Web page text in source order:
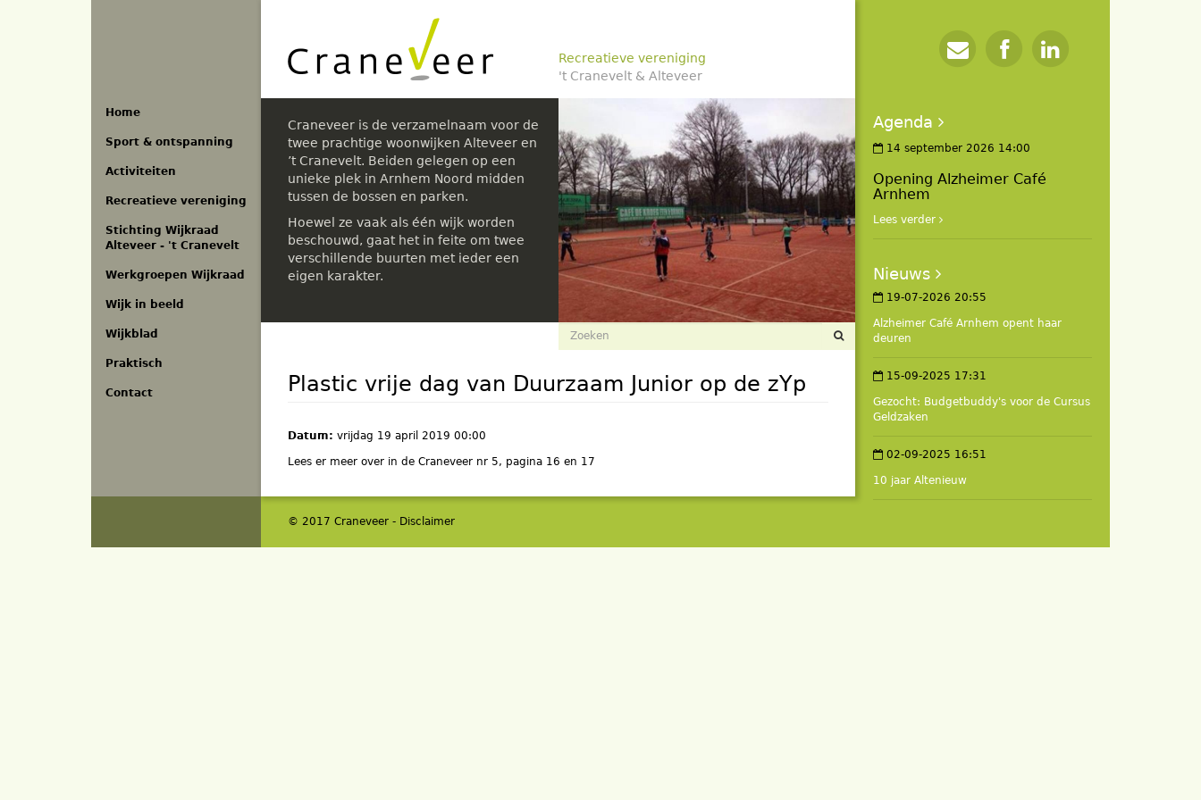
Home
Sport & ontspanning
Activiteiten
Recreatieve vereniging
Stichting Wijkraad
Alteveer - 't Cranevelt
Werkgroepen Wijkraad
Wijk in beeld
Wijkblad
Praktisch
Contact
Recreatieve vereniging
't Cranevelt & Alteveer
Craneveer is de verzamelnaam voor de
twee prachtige woonwijken Alteveer en
’t Cranevelt. Beiden gelegen op een
unieke plek in Arnhem Noord midden
tussen de bossen en parken.
Hoewel ze vaak als één wijk worden
beschouwd, gaat het in feite om twee
verschillende buurten met ieder een
eigen karakter.
Zoekveld
Plastic vrije dag van Duurzaam Junior op de zYp
Datum: vrijdag 19 april 2019 00:00
Lees er meer over in de Craneveer nr 5, pagina 16 en 17
© 2017 Craneveer - Disclaimer
Agenda
14 september 2026 14:00
Opening Alzheimer Café
Arnhem
Lees verder
Nieuws
19-07-2026 20:55
Alzheimer Café Arnhem opent haar
deuren
15-09-2025 17:31
Gezocht: Budgetbuddy's voor de Cursus
Geldzaken
02-09-2025 16:51
10 jaar Altenieuw